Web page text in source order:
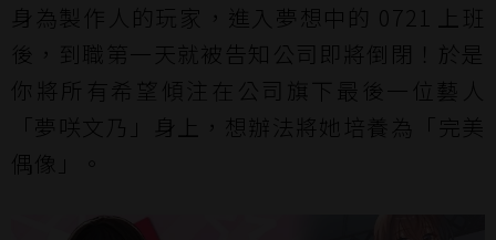
身為製作人的玩家，進入夢想中的 0721 上班
後，到職第一天就被告知公司即將倒閉！於是
你將所有希望傾注在公司旗下最後一位藝人
「夢咲文乃」身上，想辦法將她培養為「完美
偶像」。